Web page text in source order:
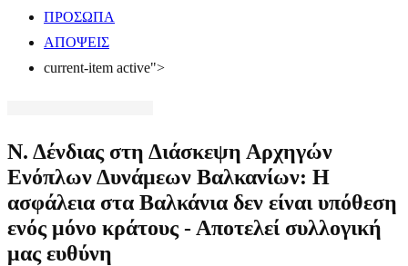
ΠΡΟΣΩΠΑ
ΑΠΟΨΕΙΣ
current-item active">
Ν. Δένδιας στη Διάσκεψη Αρχηγών
Ενόπλων Δυνάμεων Βαλκανίων: Η
ασφάλεια στα Βαλκάνια δεν είναι υπόθεση
ενός μόνο κράτους - Αποτελεί συλλογική
μας ευθύνη